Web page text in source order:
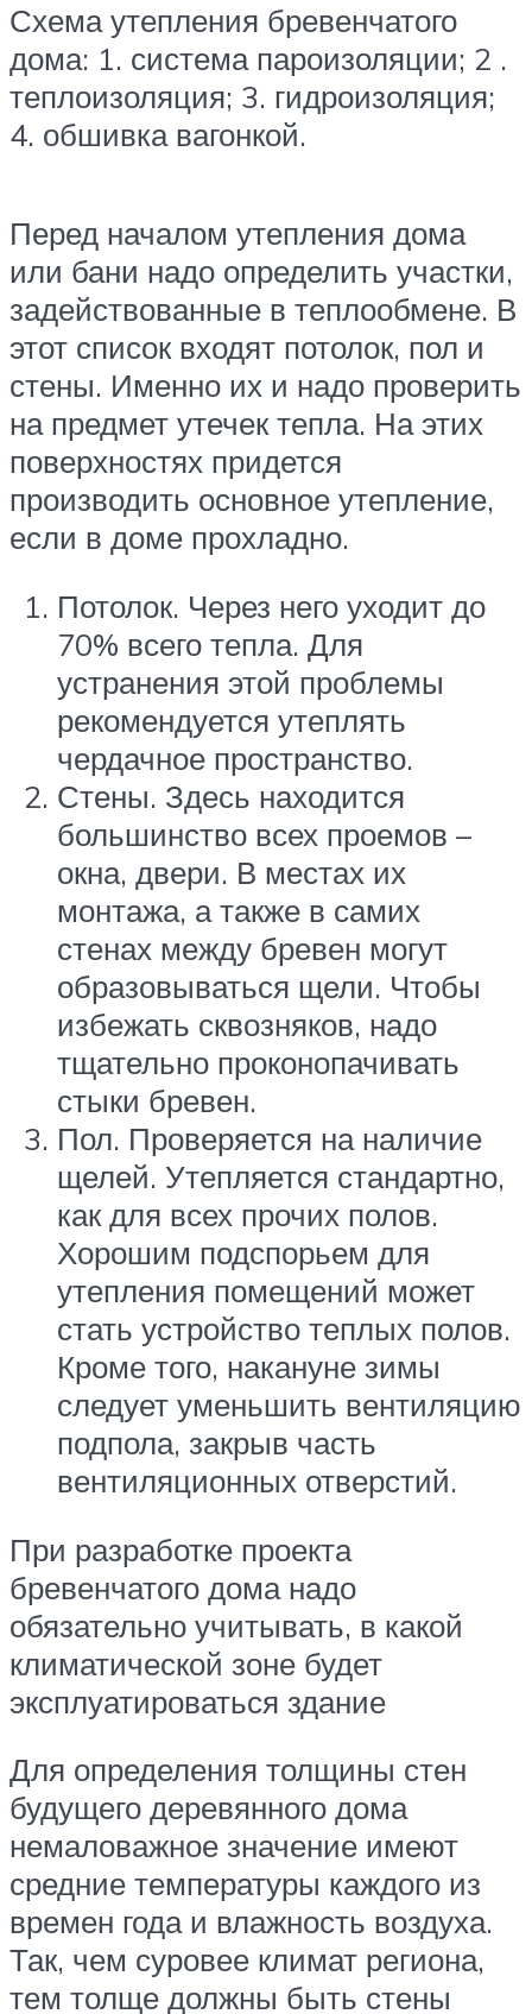
Схема утепления бревенчатого
дома: 1. система пароизоляции; 2 .
теплоизоляция; 3. гидроизоляция;
4. обшивка вагонкой.
Перед началом утепления дома
или бани надо определить участки,
задействованные в теплообмене. В
этот список входят потолок, пол и
стены. Именно их и надо проверить
на предмет утечек тепла. На этих
поверхностях придется
производить основное утепление,
если в доме прохладно.
Потолок. Через него уходит до
70% всего тепла. Для
устранения этой проблемы
рекомендуется утеплять
чердачное пространство.
Стены. Здесь находится
большинство всех проемов –
окна, двери. В местах их
монтажа, а также в самих
стенах между бревен могут
образовываться щели. Чтобы
избежать сквозняков, надо
тщательно проконопачивать
стыки бревен.
Пол. Проверяется на наличие
щелей. Утепляется стандартно,
как для всех прочих полов.
Хорошим подспорьем для
утепления помещений может
стать устройство теплых полов.
Кроме того, накануне зимы
следует уменьшить вентиляцию
подпола, закрыв часть
вентиляционных отверстий.
При разработке проекта
бревенчатого дома надо
обязательно учитывать, в какой
климатической зоне будет
эксплуатироваться здание
Для определения толщины стен
будущего деревянного дома
немаловажное значение имеют
средние температуры каждого из
времен года и влажность воздуха.
Так, чем суровее климат региона,
тем толще должны быть стены